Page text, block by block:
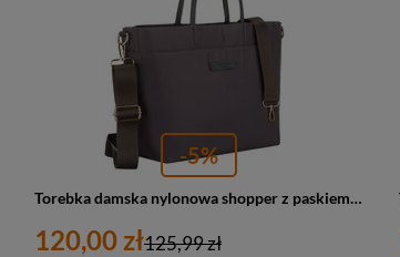
-5%
Torebka damska nylonowa shopper z paskiem regulowanym Peterson JN-10 duża A4 szara
120,00 zł125,99 zł